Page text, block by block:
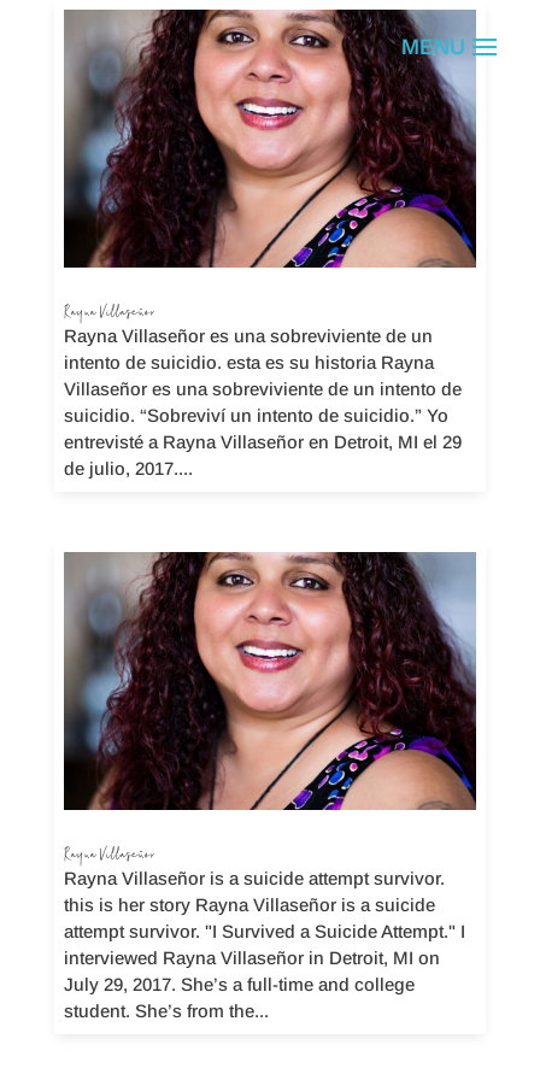
Rayna Villaseñor
Rayna Villaseñor es una sobreviviente de un
intento de suicidio. esta es su historia Rayna
Villaseñor es una sobreviviente de un intento de
suicidio. “Sobreviví un intento de suicidio.” Yo
entrevisté a Rayna Villaseñor en Detroit, MI el 29
de julio, 2017....
Rayna Villaseñor
Rayna Villaseñor is a suicide attempt survivor.
this is her story Rayna Villaseñor is a suicide
attempt survivor. "I Survived a Suicide Attempt." I
interviewed Rayna Villaseñor in Detroit, MI on
July 29, 2017. She’s a full-time and college
student. She’s from the...